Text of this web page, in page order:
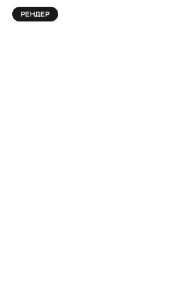
РЕНДЕР